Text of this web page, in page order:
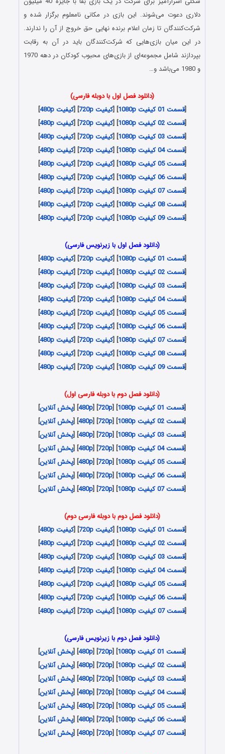
دلاری دعوت می‌شوند. این بازی در مکانی نامعلوم برگزار شده و
شرکت‌کنندگان تا زمان اعلام برنده نهایی حق خروج از آن را ندارند.
در این میان بازی‌هایی که شرکت‌کنندگان باید در آن به رقابت
بپردازند شامل مجموعه‌ای از بازی‌های محبوب کودکان در دهه 1970
و 1980 می‌باشد و…
(دانلود فصل اول با دوبله فارسی)
[قسمت 01 کیفیت 1080p ] [کیفیت 720p ] [کیفیت 480p
]
[قسمت 02 کیفیت 1080p ] [کیفیت 720p ] [کیفیت 480p
]
[قسمت 03 کیفیت 1080p ] [کیفیت 720p ] [کیفیت 480p
]
[قسمت 04 کیفیت 1080p ] [کیفیت 720p ] [کیفیت 480p
]
[قسمت 05 کیفیت 1080p ] [کیفیت 720p ] [کیفیت 480p
]
[قسمت 06 کیفیت 1080p ] [کیفیت 720p ] [کیفیت 480p
]
[قسمت 07 کیفیت 1080p ] [کیفیت 720p ] [کیفیت 480p
]
[قسمت 08 کیفیت 1080p ] [کیفیت 720p ] [کیفیت 480p
]
[قسمت 09 کیفیت 1080p ] [کیفیت 720p ] [کیفیت 480p ]
(دانلود فصل اول با زیرنویس فارسی)
[قسمت 01 کیفیت 1080p ] [کیفیت 720p ] [کیفیت 480p
]
[قسمت 02 کیفیت 1080p ] [کیفیت 720p ] [کیفیت 480p
]
[قسمت 03 کیفیت 1080p ] [کیفیت 720p ] [کیفیت 480p
]
[قسمت 04 کیفیت 1080p ] [کیفیت 720p ] [کیفیت 480p
]
[قسمت 05 کیفیت 1080p ] [کیفیت 720p ] [کیفیت 480p
]
[قسمت 06 کیفیت 1080p ] [کیفیت 720p ] [کیفیت 480p
]
[قسمت 07 کیفیت 1080p ] [کیفیت 720p ] [کیفیت 480p
]
[قسمت 08 کیفیت 1080p ] [کیفیت 720p ] [کیفیت 480p
]
[قسمت 09 کیفیت 1080p ] [کیفیت 720p ] [کیفیت 480p ]
(دانلود فصل دوم با دوبله فارسی اول)
[قسمت 01 کیفیت 1080p ] [
720p
] [
480p
] [پخش آنلاین]
[قسمت 02 کیفیت 1080p ] [
720p
] [
480p
] [پخش آنلاین]
[قسمت 03 کیفیت 1080p ] [
720p
] [
480p
] [پخش آنلاین]
[قسمت 04 کیفیت 1080p ] [
720p
] [
480p
] [پخش آنلاین]
[قسمت 05 کیفیت 1080p ] [
720p
] [
480p
] [پخش آنلاین]
[قسمت 06 کیفیت 1080p ] [
720p
] [
480p
] [پخش آنلاین]
[قسمت 07 کیفیت 1080p ] [
720p
] [
480p
] [پخش آنلاین]
(دانلود فصل دوم با دوبله فارسی دوم)
[قسمت 01 کیفیت 1080p ] [کیفیت 720p ] [کیفیت 480p
]
[قسمت 02 کیفیت 1080p ] [کیفیت 720p ] [کیفیت 480p
]
[قسمت 03 کیفیت 1080p ] [کیفیت 720p ] [کیفیت 480p
]
[قسمت 04 کیفیت 1080p ] [کیفیت 720p ] [کیفیت 480p
]
[قسمت 05 کیفیت 1080p ] [کیفیت 720p ] [کیفیت 480p
]
[قسمت 06 کیفیت 1080p ] [کیفیت 720p ] [کیفیت 480p
]
[قسمت 07 کیفیت 1080p ] [کیفیت 720p ] [کیفیت 480p ]
(دانلود فصل دوم با زیرنویس فارسی)
[قسمت 01 کیفیت 1080p ] [
720p
] [
480p
] [پخش آنلاین]
[قسمت 02 کیفیت 1080p ] [
720p
] [
480p
] [پخش آنلاین]
[قسمت 03 کیفیت 1080p ] [
720p
] [
480p
] [پخش آنلاین]
[قسمت 04 کیفیت 1080p ] [
720p
] [
480p
] [پخش آنلاین]
[قسمت 05 کیفیت 1080p ] [
720p
] [
480p
] [پخش آنلاین]
[قسمت 06 کیفیت 1080p ] [
720p
] [
480p
] [پخش آنلاین]
[قسمت 07 کیفیت 1080p ] [
720p
] [
480p
] [پخش آنلاین]